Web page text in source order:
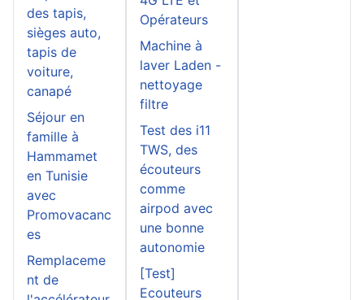
des tapis,
sièges auto,
tapis de
voiture,
canapé
Séjour en
famille à
Hammamet
en Tunisie
avec
Promovacanc
es
Remplaceme
nt de
Opérateurs
Machine à
laver Laden -
nettoyage
filtre
Test des i11
TWS, des
écouteurs
comme
airpod avec
une bonne
autonomie
[Test]
Ecouteurs